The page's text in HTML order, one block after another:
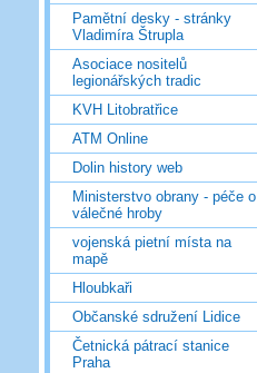
Pamětní desky - stránky
Vladimíra Štrupla
Asociace nositelů
legionářských tradic
KVH Litobratřice
ATM Online
Dolin history web
Ministerstvo obrany - péče o
válečné hroby
vojenská pietní místa na
mapě
Hloubkaři
Občanské sdružení Lidice
Četnická pátrací stanice
Praha